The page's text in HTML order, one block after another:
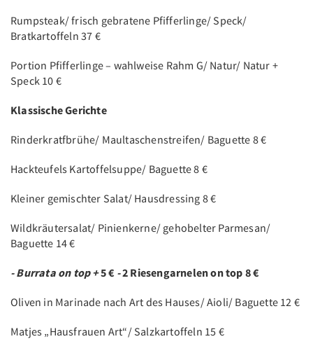
Rumpsteak/ frisch gebratene Pfifferlinge/ Speck/
Bratkartoffeln 37 €
Portion Pfifferlinge – wahlweise Rahm G/ Natur/ Natur +
Speck 10 €
Klassische Gerichte
Rinderkratfbrühe/ Maultaschenstreifen/ Baguette 8 €
Hackteufels Kartoffelsuppe/ Baguette 8 €
Kleiner gemischter Salat/ Hausdressing 8 €
Wildkräutersalat/ Pinienkerne/ gehobelter Parmesan/
Baguette 14 €
- Burrata on top +5 € -2 Riesengarnelen on top 8 €
Oliven in Marinade nach Art des Hauses/ Aioli/ Baguette 12 €
Matjes „Hausfrauen Art“/ Salzkartoffeln 15 €